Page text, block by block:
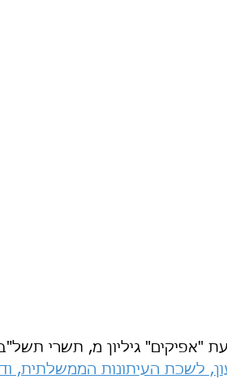
גיליון מ, תשרי תשל"ב,
לשכת העיתונות הממשלתית,